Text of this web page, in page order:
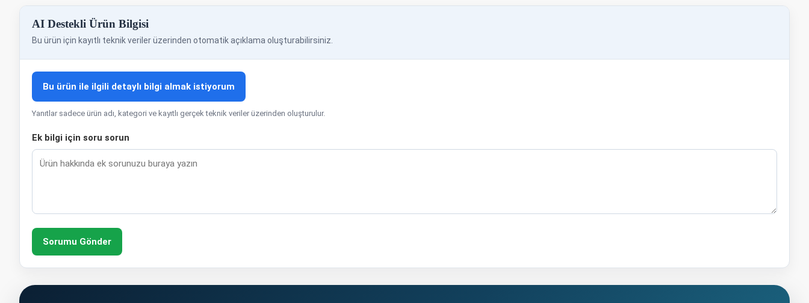
AI Destekli Ürün Bilgisi
Bu ürün için kayıtlı teknik veriler üzerinden otomatik açıklama oluşturabilirsiniz.
Bu ürün ile ilgili detaylı bilgi almak istiyorum
Yanıtlar sadece ürün adı, kategori ve kayıtlı gerçek teknik veriler üzerinden oluşturulur.
Ek bilgi için soru sorun
Sorumu Gönder